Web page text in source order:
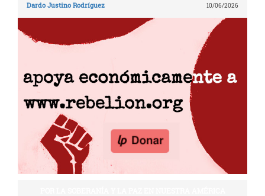
Dardo Justino Rodríguez 10/06/2026